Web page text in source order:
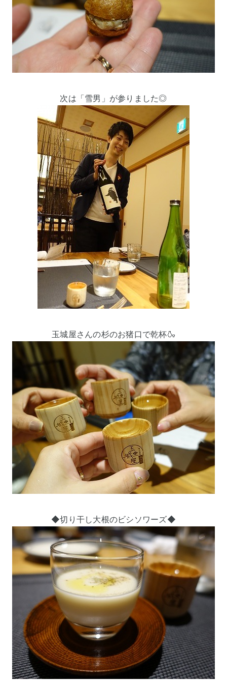
次は「雪男」が参りました◎
玉城屋さんの杉のお猪口で乾杯🍶
◆切り干し大根のビシソワーズ◆